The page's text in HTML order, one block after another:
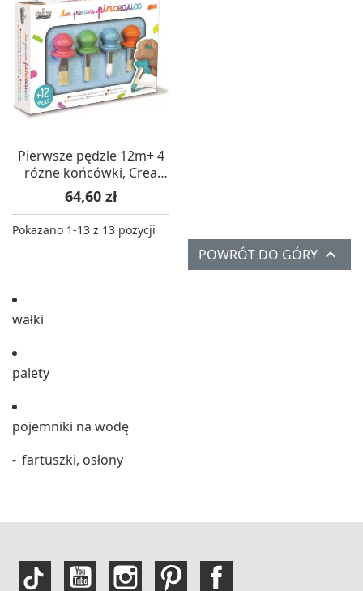
Pierwsze pędzle 12m+ 4
różne końcówki, Crea
Lign'
Cena
64,60 zł
Pokazano 1-13 z 13 pozycji
POWRÓT DO GÓRY 
wałki
palety
pojemniki na wodę
fartuszki, osłony